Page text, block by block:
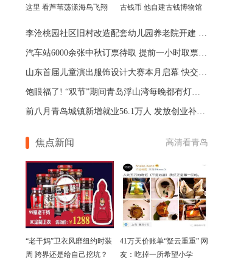
这里 看芦苇荡漾海鸟飞翔
古钱币 他自建古钱博物馆
李沧桃园社区旧村改造配套幼儿园养老院开建 2年后交付
汽车站6000余张中秋订票待取 提前一小时取票才稳妥
山东首届儿童演出服饰设计大赛本月启幕 快交参赛作品
饱眼福了! “双节”期间青岛浮山湾每晚都有灯光秀表演
前八月青岛城镇新增就业56.1万人 发放创业补贴1.59亿元
焦点新闻 高清看青岛
“老干妈”卫衣风靡纽约时装
周 跨界还是给自己挖坑？
41万天价账单“疑云重重” 网
友：吃掉一所希望小学